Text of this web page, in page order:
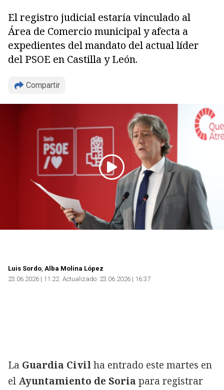
El registro judicial estaría vinculado al
Área de Comercio municipal y afecta a
expedientes del mandato del actual líder
del PSOE en Castilla y León.
Compartir
Luis Sordo Alba Molina López
23.06.2026 | 11:22 Actualizado: 23.06.2026 | 16:37
La Guardia Civil ha entrado este martes en
el Ayuntamiento de Soria para registrar